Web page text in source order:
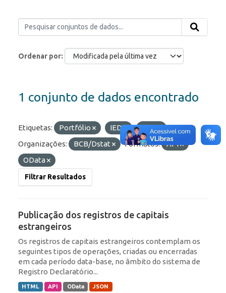
Ordenar por
1 conjunto de dados encontrado
Etiquetas: Portfólio IED
RDE
Organizações:
BCB/Dstat Formatos:
API
OData
Filtrar Resultados
Publicação dos registros de capitais
estrangeiros
Os registros de capitais estrangeiros contemplam os
seguintes tipos de operações, criadas ou encerradas
em cada período data-base, no âmbito do sistema de
Registro Declaratório...
HTML API OData JSON